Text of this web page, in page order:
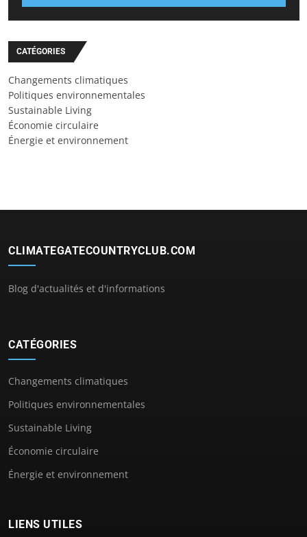
CATÉGORIES
Changements climatiques
Politiques environnementales
Sustainable Living
Économie circulaire
Énergie et environnement
CLIMATEGATECOUNTRYCLUB.COM
Blog d'actualités et d'informations
CATÉGORIES
Changements climatiques
Politiques environnementales
Sustainable Living
Économie circulaire
Énergie et environnement
LIENS UTILES